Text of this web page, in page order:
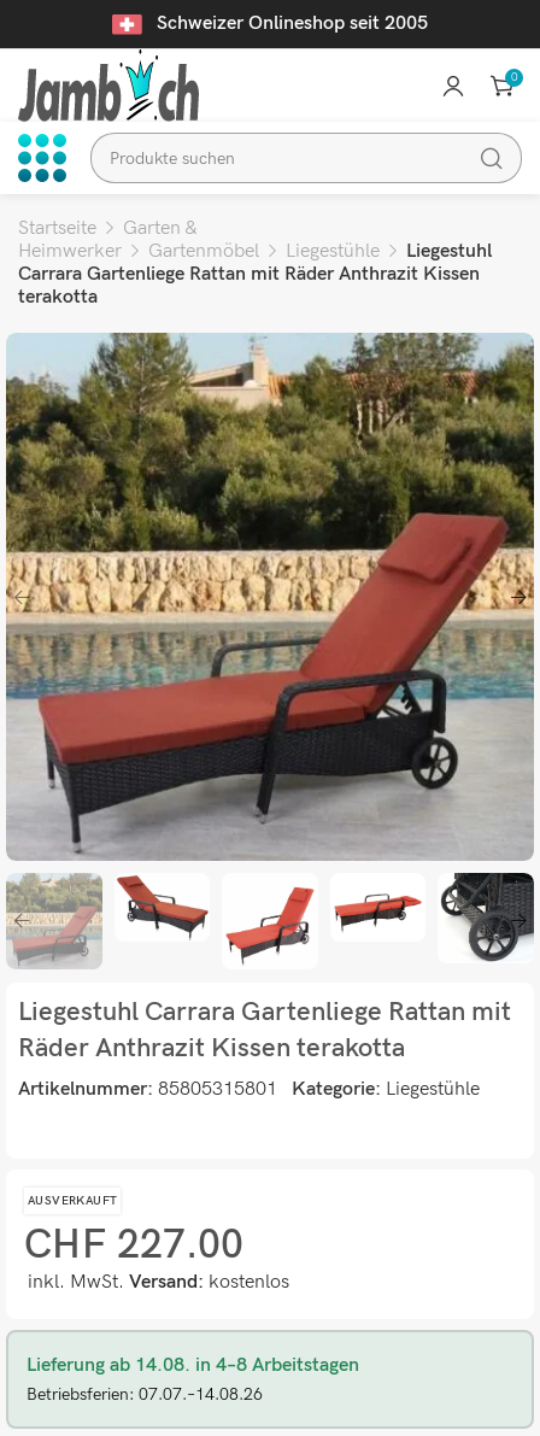
Schweizer Onlineshop seit 2005
0
Startseite
Garten &
Heimwerker
Gartenmöbel Liegestühle
Liegestuhl
Carrara Gartenliege Rattan mit Räder Anthrazit Kissen
terakotta
Liegestuhl Carrara Gartenliege Rattan mit
Räder Anthrazit Kissen terakotta
Artikelnummer: 85805315801 Kategorie: Liegestühle
AUSVERKAUFT
CHF 227.00
inkl. MwSt. Versand: kostenlos
Lieferung ab 14.08. in 4–8 Arbeitstagen
Betriebsferien: 07.07.–14.08.26